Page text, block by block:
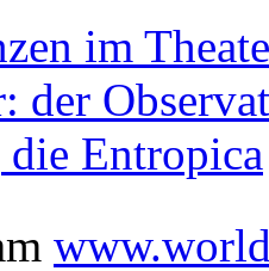
im
der
die Entropica